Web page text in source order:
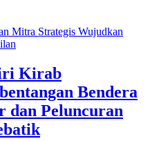
Kirab
Bendera
dan Peluncuran